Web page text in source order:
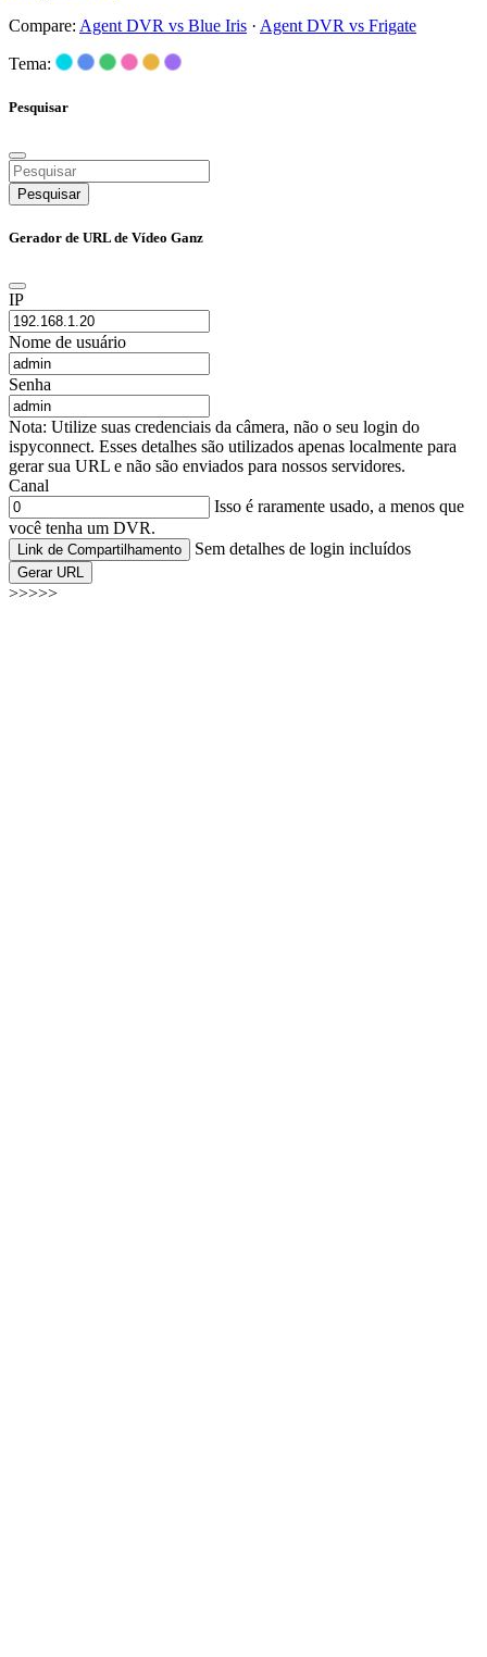
Compare: Agent DVR vs Blue Iris · Agent DVR vs Frigate
Tema:
Pesquisar
Pesquisar
Gerador de URL de Vídeo Ganz
IP
Nome de usuário
Senha
Nota: Utilize suas credenciais da câmera, não o seu login do
ispyconnect. Esses detalhes são utilizados apenas localmente para
gerar sua URL e não são enviados para nossos servidores.
Canal
Isso é raramente usado, a menos que
você tenha um DVR.
Link de Compartilhamento Sem detalhes de login incluídos
Gerar URL
>>>>>